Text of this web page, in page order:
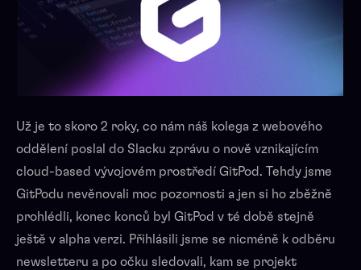
Už je to skoro 2 roky, co nám náš kolega z webového
oddělení poslal do Slacku zprávu o nově vznikajícím
cloud-based vývojovém prostředí GitPod. Tehdy jsme
GitPodu nevěnovali moc pozornosti a jen si ho zběžně
prohlédli, konec konců byl GitPod v té době stejně
ještě v alpha verzi. Přihlásili jsme se nicméně k odběru
newsletteru a po očku sledovali, kam se projekt